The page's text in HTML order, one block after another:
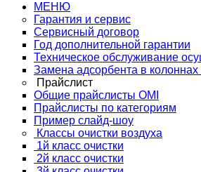
МЕНЮ
Гарантия и сервис
Сервисный договор
Год дополнительной гарантии
Техническое обслуживание
Замена адсорбента в
Прайслист
Общие прайслисты OMI
Прайслисты по категориям
Пример слайд-шоу
Классы очистки воздуха
1й класс очистки
2й класс очистки